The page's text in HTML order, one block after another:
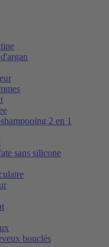
2 en 1
sans silicone
bouclés